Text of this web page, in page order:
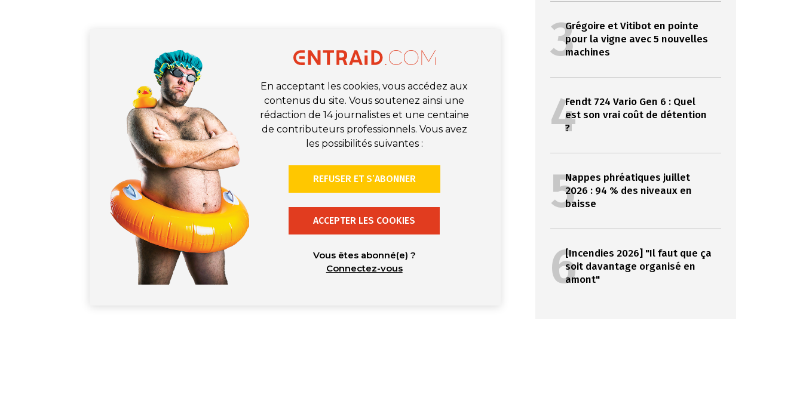
En acceptant les cookies, vous accédez aux
contenus du site. Vous soutenez ainsi une
rédaction de 14 journalistes et une centaine
de contributeurs professionnels. Vous avez
les possibilités suivantes :
REFUSER ET S’ABONNER
ACCEPTER LES COOKIES
Vous êtes abonné(e) ?
Connectez-vous
3Grégoire et Vitibot en pointe
pour la vigne avec 5 nouvelles
machines
4Fendt 724 Vario Gen 6 : Quel
est son vrai coût de détention
?
5Nappes phréatiques juillet
2026 : 94 % des niveaux en
baisse
6[Incendies 2026] "Il faut que ça
soit davantage organisé en
amont"